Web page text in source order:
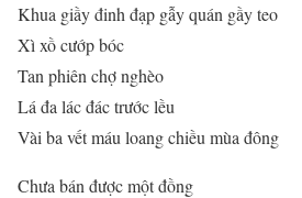
Khua giầy đinh đạp gẫy quán gầy teo
Xì xồ cướp bóc
Tan phiên chợ nghèo
Lá đa lác đác trước lều
Vài ba vết máu loang chiều mùa đông
Chưa bán được một đồng